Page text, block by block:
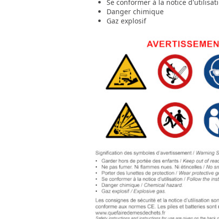
Se conformer à la notice
Danger chimique
Gaz explosif